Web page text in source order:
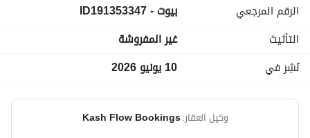
- صالون ومساحة معيشة واسعة
- الارضيات سيراميك في الصالون والمعيشة
- 3 مكيفات في جميع غرف النوم (صنع في اليابان ، مكيفات عامة)
الرقم المرجعي
بيوت - ID191353347
التأثيث
غير المفروشة
نُشِر في
10 يونيو 2026
وكيل العقار:Kash Flow Bookings